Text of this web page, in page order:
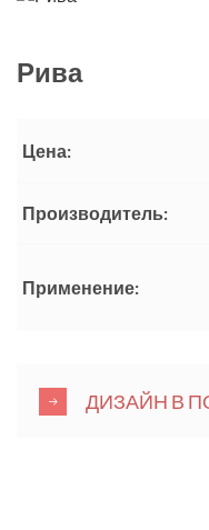
Рива
Цена:
Производитель:
Применение:
ДИЗАЙН В